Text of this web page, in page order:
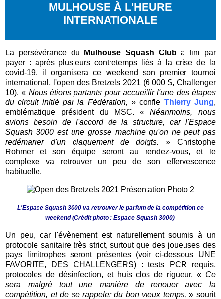
MULHOUSE À L'HEURE
INTERNATIONALE
La persévérance du Mulhouse Squash Cluba fini par
payer : après plusieurs contretemps liés à la crise de la
covid-19, il organisera ce weekend son premier tournoi
international, l'open des Bretzels 2021 (6 000 $, Challenger
10). « Nous étions partants pour accueillir l'une des étapes
du circuit initié par la Fédération, » confie Thierry Jung,
emblématique président du MSC. «Néanmoins, nous
avions besoin de l'accord de la structure, car l'Espace
Squash 3000 est une grosse machine qu'on ne peut pas
redémarrer d'un claquement de doigts. » Christophe
Rohmer et son équipe seront au rendez-vous, et le
complexe va retrouver un peu de son effervescence
habituelle.
L'Espace Squash 3000 va retrouver le parfum de la compétition ce
weekend (Crédit photo : Espace Squash 3000)
Un peu, car l'évènement est naturellement soumis à un
protocole sanitaire très strict, surtout que des joueuses des
pays limitrophes seront présentes (voir ci-dessous UNE
FAVORITE, DES CHALLENGERS) : tests PCR requis,
protocoles de désinfection, et huis clos de rigueur. «Ce
sera malgré tout une manière de renouer avec la
compétition, et de se rappeler du bon vieux temps, » sourit